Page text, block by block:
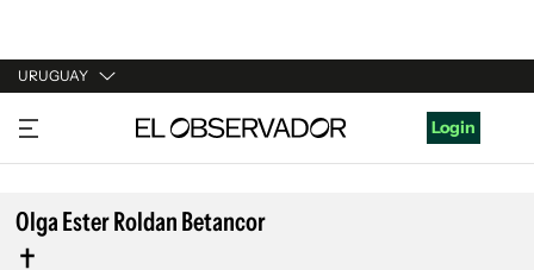
URUGUAY
URUGUAY
ARGENTINA
ESPAÑA
ESTADOS UNIDOS
Login
Olga Ester Roldan Betancor